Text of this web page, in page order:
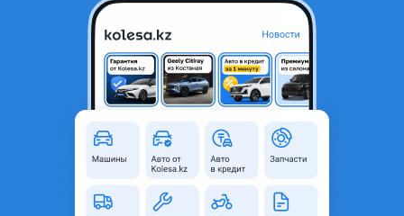
Катушка зажигания
Алматы, Алматинская
область
Новая